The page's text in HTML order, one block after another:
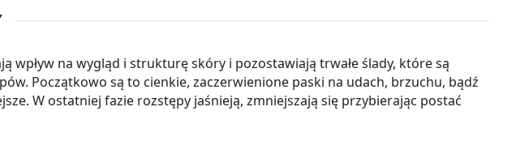
wpływ na wygląd i strukturę skóry i pozostawiają trwałe ślady, które są
Początkowo są to cienkie, zaczerwienione paski na udach, brzuchu, bądź
W ostatniej fazie rozstępy jaśnieją, zmniejszają się przybierając postać